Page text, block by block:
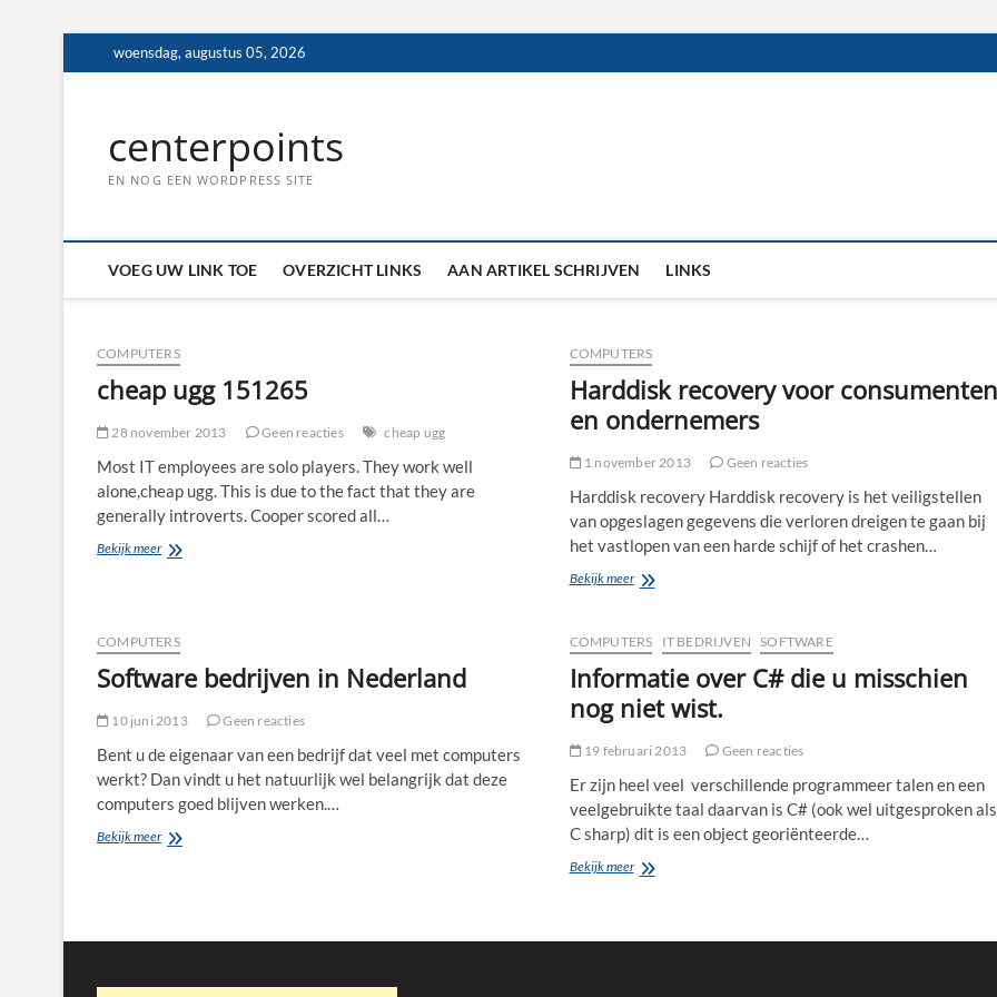
naar
woensdag, augustus 05, 2026
centerpoints
EN NOG EEN WORDPRESS SITE
VOEG UW LINK TOE OVERZICHT LINKS AAN ARTIKEL SCHRIJVEN LINKS
COMPUTERS
cheap ugg 151265
28 november 2013 Geen reacties cheap ugg
Most IT employees are solo players. They work well
alone,cheap ugg. This is due to the fact that they are
generally introverts. Cooper scored all…
Bekijk meercheap
COMPUTERS
Harddisk recovery voor consumenten
en ondernemers
1 november 2013 Geen reacties
Harddisk recovery Harddisk recovery is het veiligstellen
van opgeslagen gegevens die verloren dreigen te gaan bij
het vastlopen van een harde schijf of het crashen…
Bekijk meerHarddisk
consumenten
en
ondernemers
COMPUTERS
Software bedrijven in Nederland
10 juni 2013 Geen reacties
Bent u de eigenaar van een bedrijf dat veel met computers
werkt? Dan vindt u het natuurlijk wel belangrijk dat deze
computers goed blijven werken.…
Bekijk meerSoftware
COMPUTERS IT BEDRIJVEN SOFTWARE
Informatie over C# die u misschien
nog niet wist.
19 februari 2013 Geen reacties
Er zijn heel veel verschillende programmeer talen en een
veelgebruikte taal daarvan is C# (ook wel uitgesproken als
C sharp) dit is een object georiënteerde…
Bekijk meerInformatie
u